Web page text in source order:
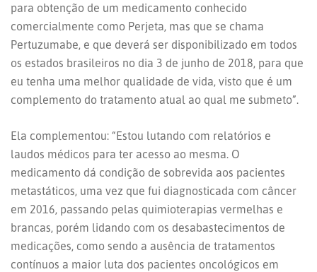
para obtenção de um medicamento conhecido
comercialmente como Perjeta, mas que se chama
Pertuzumabe, e que deverá ser disponibilizado em todos
os estados brasileiros no dia 3 de junho de 2018, para que
eu tenha uma melhor qualidade de vida, visto que é um
complemento do tratamento atual ao qual me submeto”.
Ela complementou: “Estou lutando com relatórios e
laudos médicos para ter acesso ao mesma. O
medicamento dá condição de sobrevida aos pacientes
metastáticos, uma vez que fui diagnosticada com câncer
em 2016, passando pelas quimioterapias vermelhas e
brancas, porém lidando com os desabastecimentos de
medicações, como sendo a ausência de tratamentos
contínuos a maior luta dos pacientes oncológicos em